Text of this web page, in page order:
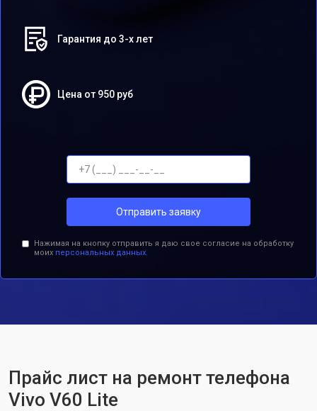
Гарантия до 3-х лет
Цена от 950 руб
Отправить заявку
Нажимая на кнопку отправить я даю свое согласие на обработку
моих персональных данных.
Прайс лист на ремонт телефона
Vivo V60 Lite